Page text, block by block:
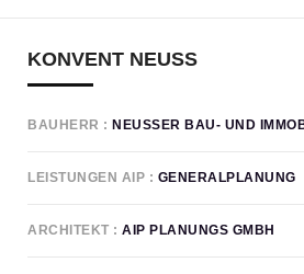
KONVENT NEUSS
BAUHERR NEUSSER BAU- UND
LEISTUNGEN AIP GENERALPLANUNG
ARCHITEKT AIP PLANUNGS GMBH